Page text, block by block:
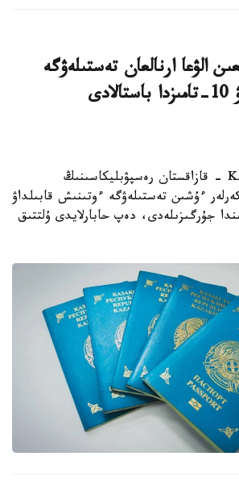
الۋعا ارنالعان تەستىلەۋگە
استانا. KAZINFORM - قازاقستان رەسپۋبليكاسىنىڭ
ءۇشىن تەستىلەۋگە ءوتىنىش قابىلداۋ
جۇرگىزىلەدى، دەپ حابارلايدى ۇلتتىق